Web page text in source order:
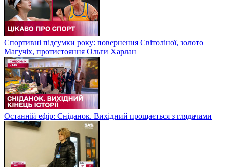
Спортивні підсумки року: повернення Світоліної, золото
Магучіх, протистояння Ольги Харлан
Останній ефір: Сніданок. Вихідний прощається з глядачами